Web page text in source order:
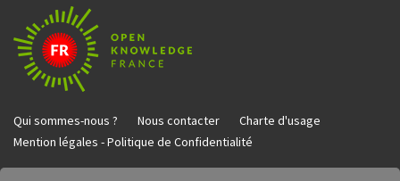
Qui sommes-nous ? Nous contacter
Charte d'usage
Mention légales - Politique de Confidentialité